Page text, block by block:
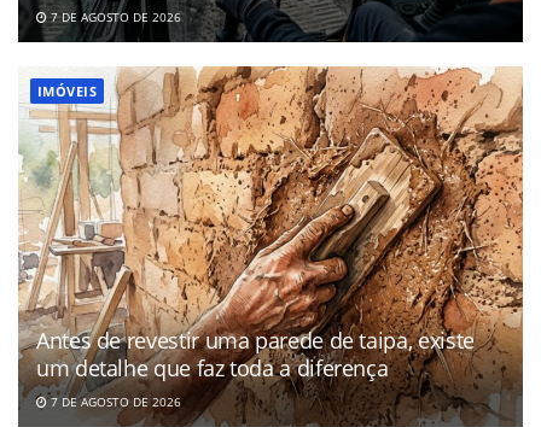
7 DE AGOSTO DE 2026
IMÓVEIS
Antes de revestir uma parede de taipa, existe
um detalhe que faz toda a diferença
7 DE AGOSTO DE 2026